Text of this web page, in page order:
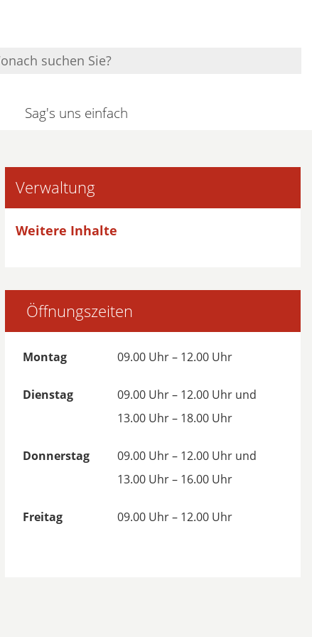
Sag's uns einfach
Verwaltung
Weitere Inhalte
Öffnungszeiten
Montag 09.00 Uhr – 12.00 Uhr
Dienstag
09.00 Uhr – 12.00 Uhr und
13.00 Uhr – 18.00 Uhr
Donnerstag
09.00 Uhr – 12.00 Uhr und
13.00 Uhr – 16.00 Uhr
Freitag 09.00 Uhr – 12.00 Uhr